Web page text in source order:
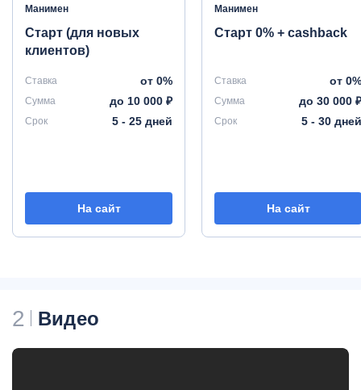
Манимен
Старт (для новых
клиентов)
Ставка от 0%
Сумма до 10 000 ₽
Срок 5 - 25 дней
На сайт
Манимен
Старт 0% + cashback
Ставка от 0%
Сумма до 30 000 ₽
Срок 5 - 30 дней
На сайт
2 Видео